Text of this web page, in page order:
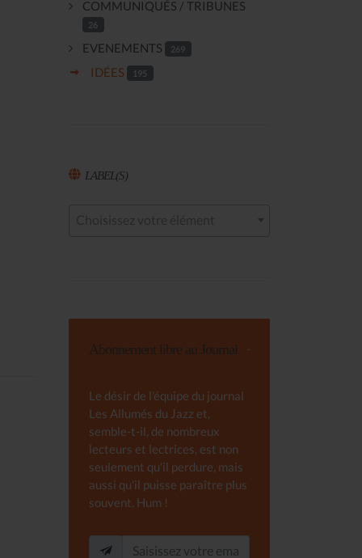
COMMUNIQUÉS / TRIBUNES
26
EVENEMENTS 269
IDÉES 195
LABEL(S)
Abonnement libre au Journal
Le désir de l'équipe du journal
Les Allumés du Jazz et,
semble-t-il, de nombreux
lecteurs et lectrices, est non
seulement qu'il perdure, mais
aussi qu'il puisse paraître plus
souvent. Hum !